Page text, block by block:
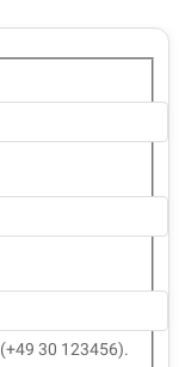
30 123456).